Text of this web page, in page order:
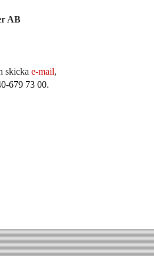
AB
skicka e-mail,
679 73 00.